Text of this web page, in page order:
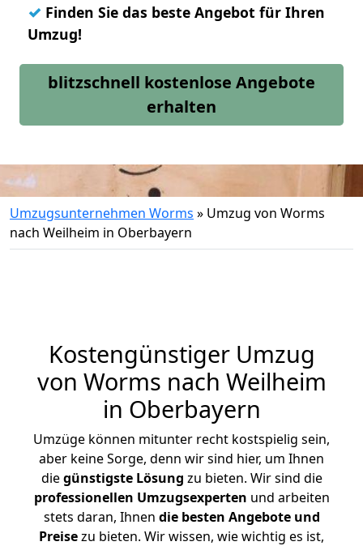
✓ Finden Sie das beste Angebot für Ihren
Umzug!
blitzschnell kostenlose Angebote
erhalten
Umzugsunternehmen Worms » Umzug von Worms
nach Weilheim in Oberbayern
Kostengünstiger Umzug
von Worms nach Weilheim
in Oberbayern
Umzüge können mitunter recht kostspielig sein,
aber keine Sorge, denn wir sind hier, um Ihnen
diegünstigste Lösung zu bieten. Wir sind die
professionellen Umzugsexperten und arbeiten
stets daran, Ihnen die besten Angebote und
Preisezu bieten. Wir wissen, wie wichtig es ist,